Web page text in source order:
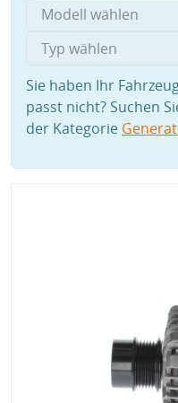
Sie haben Ihr
passt nicht? Suchen
der Kategorie